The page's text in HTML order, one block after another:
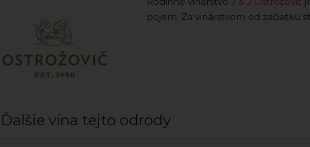
pojem. Za vinárstvom od začiatku
Ďalšie vína tejto odrody